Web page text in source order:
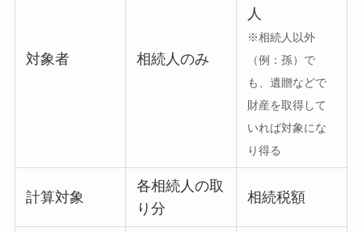
対象者 相続人のみ
人
※相続人以外
（例：孫）で
も、遺贈などで
財産を取得して
いれば対象にな
り得る
計算対象
各相続人の取
り分
相続税額